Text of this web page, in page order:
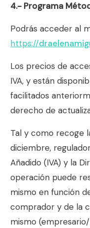
4.- Programa
Podrás acceder al
https://
Los precios de
IVA, y están
facilitados
derecho de
Tal y como recoge
diciembre,
Añadido (IVA) y la
operación puede
mismo en función
comprador y de la
mismo